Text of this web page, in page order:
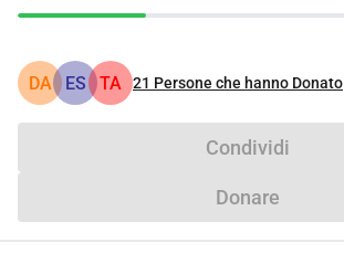
DA ES TA 21 Persone che hanno Donato
Condividi
Donare